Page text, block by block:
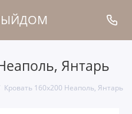
Янтарь
Кровать 160x200 Неаполь, Янтарь